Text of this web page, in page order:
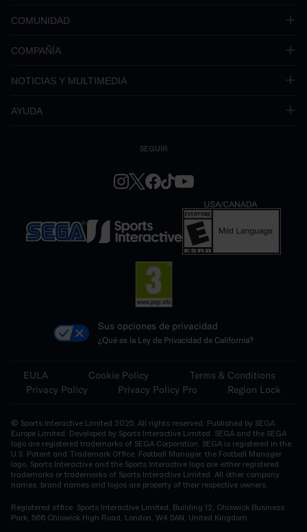
COMUNIDAD
COMPAÑÍA
NOTICIAS Y MULTIMEDIA
AYUDA
SEGUIR
Sus opciones de privacidad
¿Qué es la Ley de Privacidad de California?
EULA Cookie Policy
Terms & Conditions
Privacy Policy
Privacy Policy Pro Region Lock
© Sports Interactive Limited 2025. All rights reserved. Published by SEGA
Europe Limited. Developed by Sports Interactive Limited. SEGA and the SEGA
logo are registered trademarks of SEGA Corporation. SEGA is registered in the
U.S. Patent and Trademark Office. Football Manager, the Football Manager
logo, Sports Interactive and the Sports Interactive logo are either registered
trademarks or trademarks of Sports Interactive Limited. All other company
names, brand names and logos are property of their respective owners.
Registered office: Sports Interactive Limited, Building 12, Chiswick Business
Park, 566 Chiswick High Road, London, W4 5AN, United Kingdom